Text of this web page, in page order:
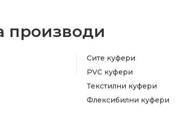
производи
Сите куфери
PVC куфери
Текстилни куфери
Флексибилни куфери